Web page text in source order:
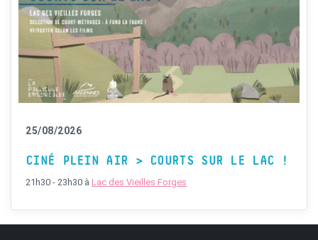
25/08/2026
CINÉ PLEIN AIR > COURTS SUR LE LAC !
21h30 - 23h30 à Lac des Vieilles Forges